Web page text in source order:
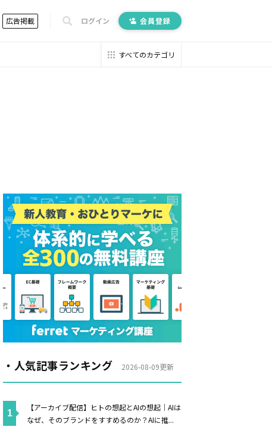
広告掲載 ログイン 会員登録
すべてのカテゴリ
・人気記事ランキング 2026-08-09更新
【アーカイブ配信】ヒトの想起とAIの想起｜AIは
なぜ、そのブランドをすすめるのか？AIに推...